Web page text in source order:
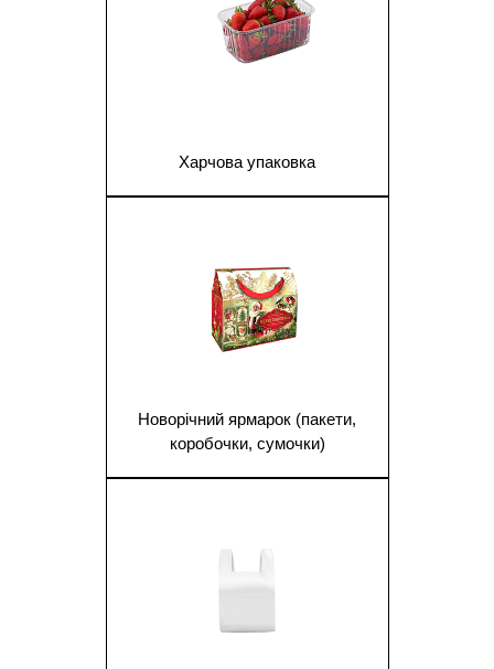
Харчова упаковка
Новорічний ярмарок (пакети,
коробочки, сумочки)